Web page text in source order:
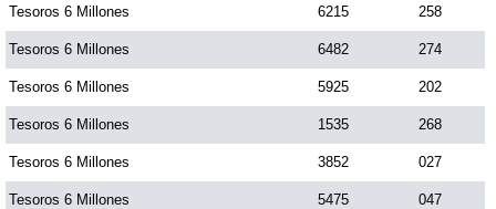
Tesoros 6 Millones 6215 258
Tesoros 6 Millones 6482 274
Tesoros 6 Millones 5925 202
Tesoros 6 Millones 1535 268
Tesoros 6 Millones 3852 027
Tesoros 6 Millones 5475 047